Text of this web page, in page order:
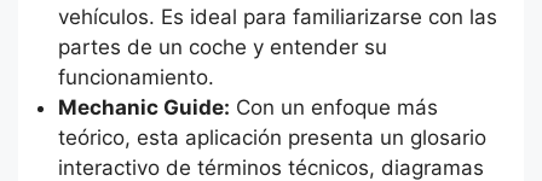
vehículos. Es ideal para familiarizarse con las
partes de un coche y entender su
funcionamiento.
Mechanic Guide: Con un enfoque más
teórico, esta aplicación presenta un glosario
interactivo de términos técnicos, diagramas